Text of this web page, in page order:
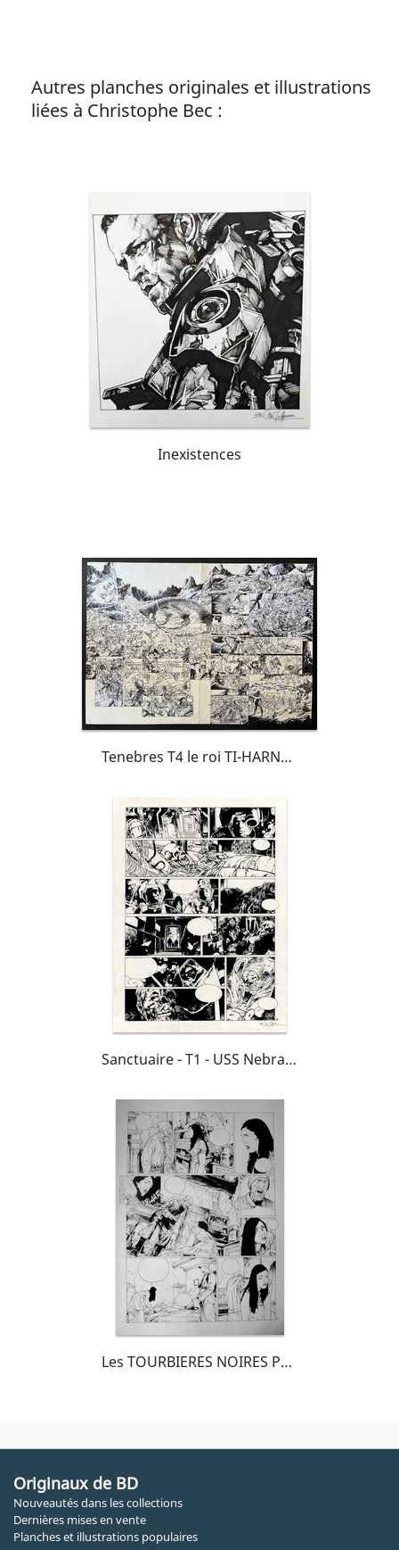
Autres planches originales et illustrations
liées à Christophe Bec :
Inexistences
Tenebres T4 le roi TI-HARNOG double planche : 16 et 17
Sanctuaire - T1 - USS Nebraska
Les TOURBIERES NOIRES PLANCHE 18
Originaux de BD
Nouveautés dans les collections
Dernières mises en vente
Planches et illustrations populaires